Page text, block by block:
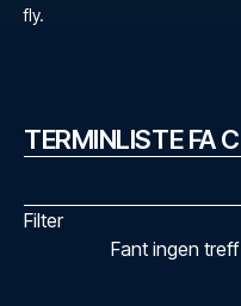
fly.
TERMINLISTE FA
Filter
Fant ingen